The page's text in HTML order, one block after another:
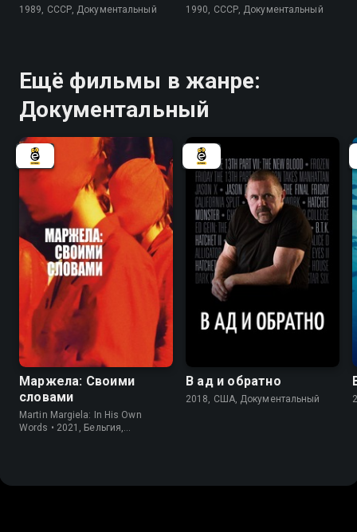
1989, СССР, Документальный 1990, СССР, Документальный
Ещё фильмы в жанре:
Документальный
7.4
Маржела: Своими
словами
Martin Margiela: In His Own
Words • 2021, Бельгия,
В ад и обратно
2018, США, Документальный